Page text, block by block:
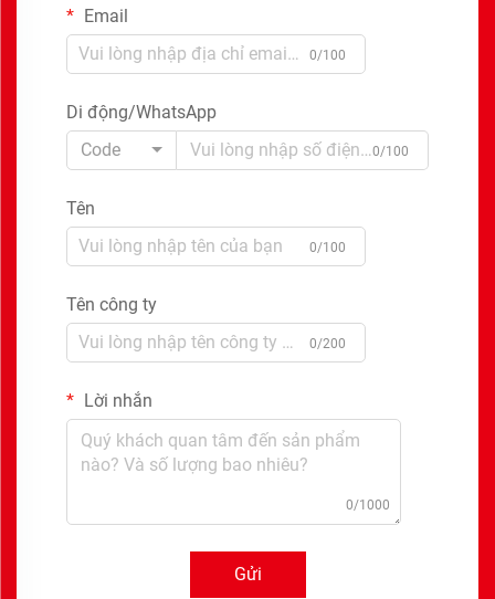
Email
0/100
Di động/WhatsApp
Code
0/100
Tên
0/100
Tên công ty
0/200
Lời nhắn
0/1000
Gửi